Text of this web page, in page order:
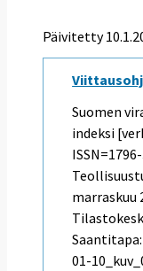
Päivitetty
Suomen
indeksi
marraskuu
01-